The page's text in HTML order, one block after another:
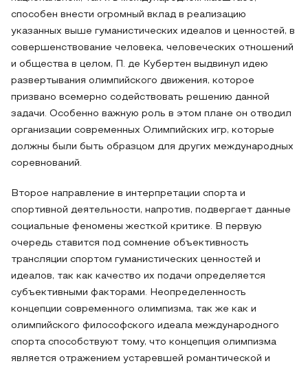
способен внести огромный вклад в реализацию
указанных выше гуманистических идеалов и ценностей, в
совершенствование человека, человеческих отношений
и общества в целом, П. де Кубертен выдвинул идею
развертывания олимпийского движения, которое
призвано всемерно содействовать решению данной
задачи. Особенно важную роль в этом плане он отводил
организации современных Олимпийских игр, которые
должны были быть образцом для других международных
соревнований.
Второе направление в интерпретации спорта и
спортивной деятельности, напротив, подвергает данные
социальные феномены жесткой критике. В первую
очередь ставится под сомнение объективность
трансляции спортом гуманистических ценностей и
идеалов, так как качество их подачи определяется
субъективными факторами. Неопределенность
концепции современного олимпизма, так же как и
олимпийского философского идеала международного
спорта способствуют тому, что концепция олимпизма
является отражением устаревшей романтической и